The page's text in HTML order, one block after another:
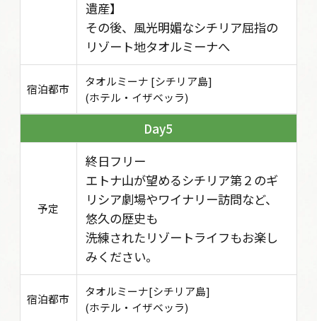
遺産】
その後、風光明媚なシチリア屈指の
リゾート地タオルミーナへ
宿泊都市
タオルミーナ [シチリア島]
(ホテル・イザベッラ)
5
予定
終日フリー
エトナ山が望めるシチリア第２のギ
リシア劇場やワイナリー訪問など、
悠久の歴史も
洗練されたリゾートライフもお楽し
みください。
宿泊都市
タオルミーナ[シチリア島]
(ホテル・イザベッラ)